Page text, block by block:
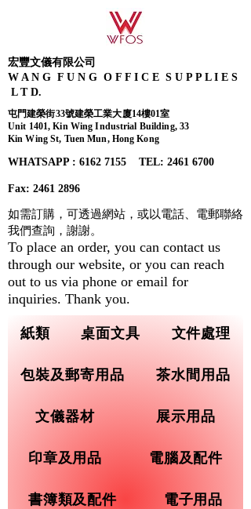
宏豐文儀有限公司
W A N G F U N G O F F I C E S U P P L I E S
L T D.
屯門建榮街33號建榮工業大廈14樓01室
Unit 1401, Kin Wing Industrial Building, 33
Kin Wing St, Tuen Mun, Hong Kong
WHATSAPP : 6162 7155​ TEL: 2461 6700
Fax: 2461 2896
紙類 桌面文具 文件處理
包裝及郵寄用品 茶水間用品
文儀器材 展示用品
印章及用品 電腦及配件
書簿類及配件 電子用品
如需訂購，可透過網站，或以電話、電郵聯絡
我們查詢， 謝謝。
To place an order, you can contact us
through our website, or you can reach
out to us via phone or email for
inquiries. Thank you.